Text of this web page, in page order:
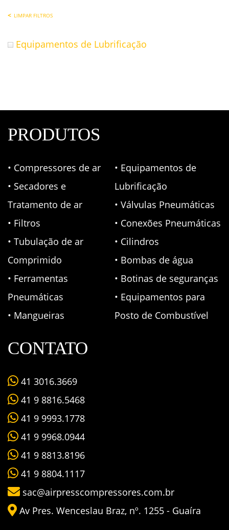
LIMPAR FILTROS
Equipamentos de Lubrificação
PRODUTOS
• Compressores de ar
• Secadores e
Tratamento de ar
• Filtros
• Tubulação de ar
Comprimido
• Ferramentas
Pneumáticas
• Mangueiras
• Equipamentos de
Lubrificação
• Válvulas Pneumáticas
• Conexões Pneumáticas
• Cilindros
• Bombas de água
• Botinas de seguranças
• Equipamentos para
Posto de Combustível
CONTATO
41 3016.3669
41 9 8816.5468
41 9 9993.1778
41 9 9968.0944
41 9 8813.8196
41 9 8804.1117
sac@airpresscompressores.com.br
Av Pres. Wenceslau Braz, nº. 1255 - Guaíra